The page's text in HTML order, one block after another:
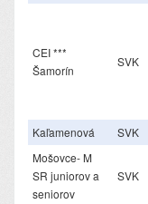
CEI ***
Šamorín
SVK
Kaľamenová SVK
Mošovce- M
SR juniorov a
seniorov
SVK